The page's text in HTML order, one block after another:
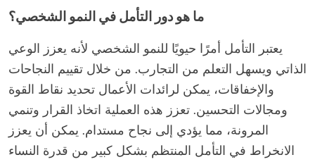
ما هو دور التأمل في النمو الشخصي؟
يعتبر التأمل أمرًا حيويًا للنمو الشخصي لأنه يعزز الوعي
الذاتي ويسهل التعلم من التجارب. من خلال تقييم النجاحات
والإخفاقات، يمكن لرائدات الأعمال تحديد نقاط القوة
ومجالات التحسين. تعزز هذه العملية اتخاذ القرار وتنمي
المرونة، مما يؤدي إلى نجاح مستدام. يمكن أن يعزز
الانخراط في التأمل المنتظم بشكل كبير من قدرة النساء